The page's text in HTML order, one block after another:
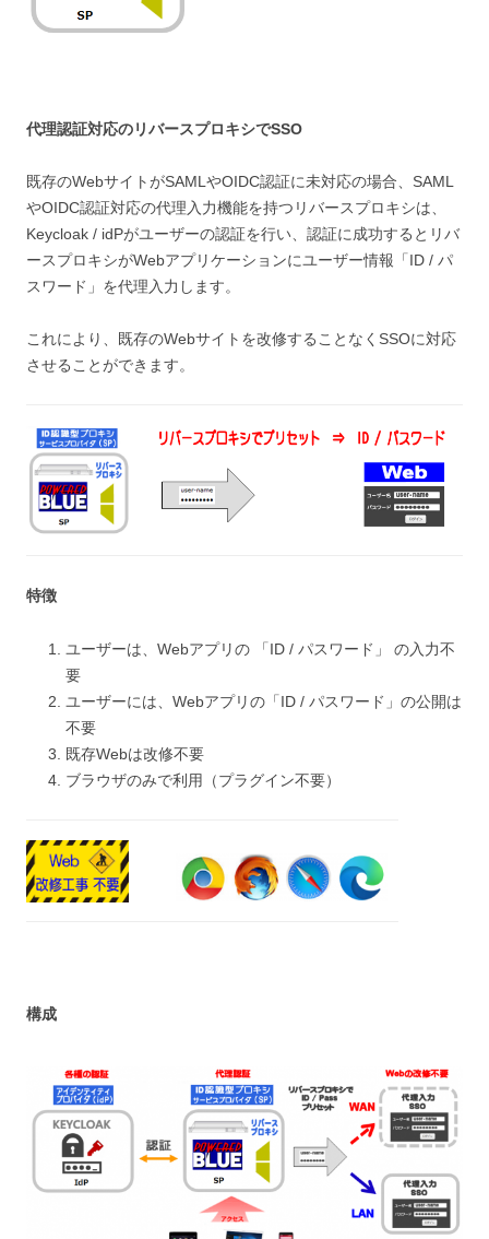
代理認証対応のリバースプロキシでSSO
既存のWebサイトがSAMLやOIDC認証に未対応の場合、SAML
やOIDC認証対応の代理入力機能を持つリバースプロキシは、
Keycloak / idPがユーザーの認証を行い、認証に成功するとリバ
ースプロキシがWebアプリケーションにユーザー情報「ID / パ
スワード」を代理入力します。
これにより、既存のWebサイトを改修することなくSSOに対応
させることができます。
特徴
ユーザーは、Webアプリの 「ID / パスワード」 の入力不
要
ユーザーには、Webアプリの「ID / パスワード」の公開は
不要
既存Webは改修不要
ブラウザのみで利用（プラグイン不要）
構成